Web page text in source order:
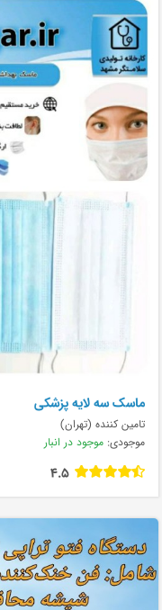
ماسک سه لایه پزشکی
تامین کننده (تهران)
موجودی: موجود در انبار
4.5